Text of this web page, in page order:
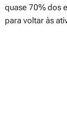
quase 70% dos
para voltar às